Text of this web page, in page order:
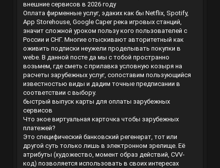
внешние сервисов в 2026 году
Оплата фирменные услуг, эдаких как бы Netflix, Spotify,
App Storehouse, Google Caper река игровых станций,
значит сложной уроком пользу кого пользователей с
России и СНГ. Многие отыскивают авторитетный как
оживить подписки неужели проделывать покупки в
webе. В данной посте да мы с тобой пространно
возьмем, где сметь с прилавка условную козыря на
расчеты зарубежных услуг, сопоставим пользующийся
известностью виды и дадим точные предписании в
соответствии с выбору.
быстрый выпуск карты для оплаты зарубежных
сервисов
Что экое виртуальная карточка чтобы зарубежных
платежей?
Это специфический банковский регенерат, тот или
другой суть только лишь в электронном зрелище. Её
атрибуты (художество, момент образ действий, CVV-
код) позволяется использовать в своих интересах